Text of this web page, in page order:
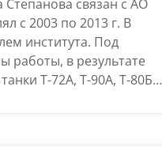
связан с АО
с 2003 по 2013 г. В
института. Под
работы, в результате
Т-72А, Т-90А, Т-80БА